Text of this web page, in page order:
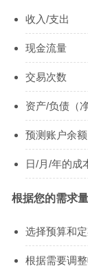
收入/支出
现金流量
交易次数
资产/负债（
预测账户余额
日/月/年的成
根据您的需求
选择预算和
根据需要调